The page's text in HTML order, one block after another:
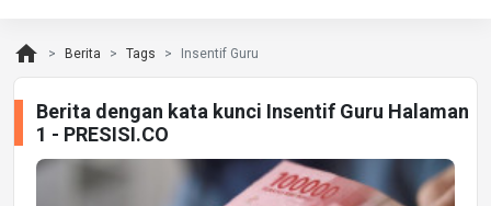
home Berita Tags Insentif Guru
Berita dengan kata kunci Insentif Guru Halaman
1 - PRESISI.CO